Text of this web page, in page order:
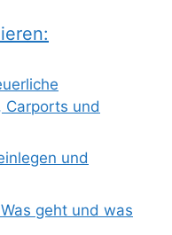
Carports und
und
geht und was